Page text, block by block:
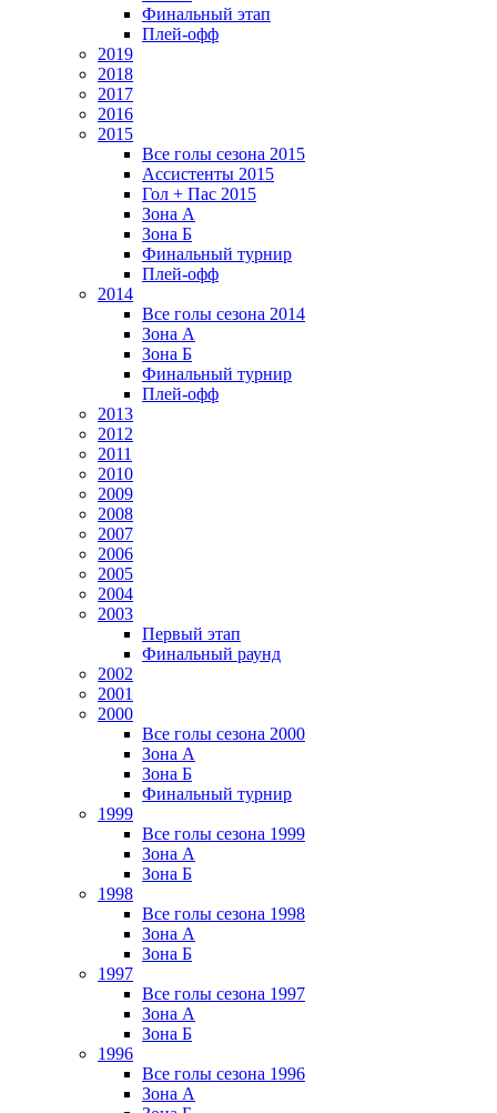
Финальный этап
Плей-офф
2019
2018
2017
2016
2015
Все голы сезона 2015
Ассистенты 2015
Гол + Пас 2015
Зона А
Зона Б
Финальный турнир
Плей-офф
2014
Все голы сезона 2014
Зона А
Зона Б
Финальный турнир
Плей-офф
2013
2012
2011
2010
2009
2008
2007
2006
2005
2004
2003
Первый этап
Финальный раунд
2002
2001
2000
Все голы сезона 2000
Зона А
Зона Б
Финальный турнир
1999
Все голы сезона 1999
Зона А
Зона Б
1998
Все голы сезона 1998
Зона А
Зона Б
1997
Все голы сезона 1997
Зона А
Зона Б
1996
Все голы сезона 1996
Зона А